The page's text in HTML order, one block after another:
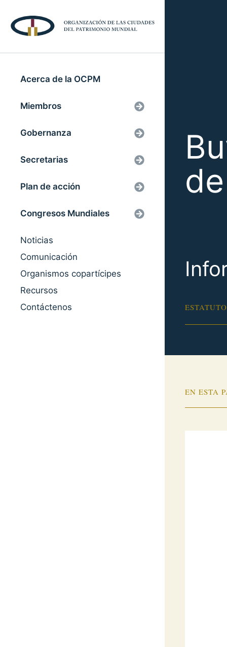
Acerca de la OCPM
Miembros
Gobernanza
Secretarias
Plan de acción
Congresos Mundiales
Noticias
Comunicación
Organismos copartícipes
Recursos
Contáctenos
EN ESTA